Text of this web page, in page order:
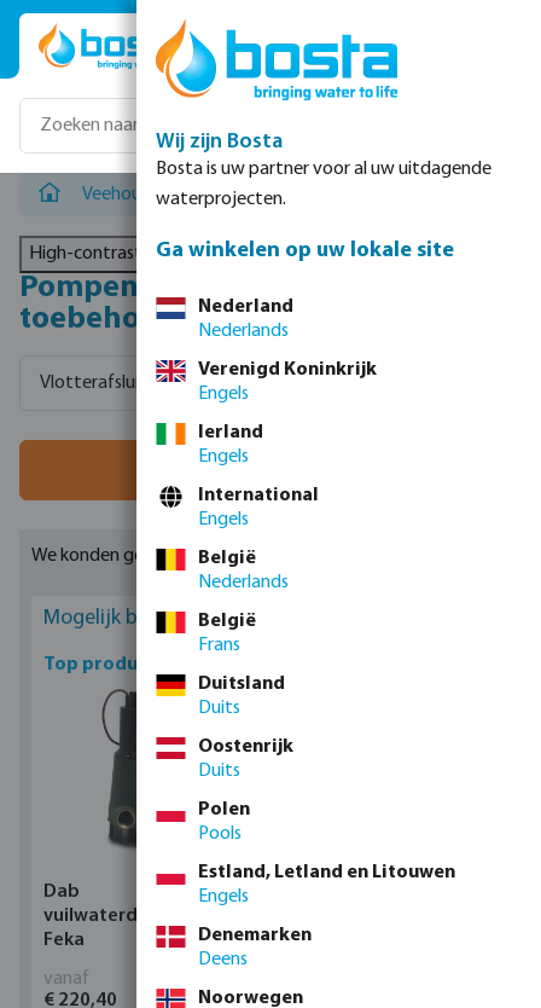
Ga naar de hoofdinhoud
Veehouderij / Pompen, hydrofoorketels & toebehoren
High-contrast mode
Pompen, hydrofoorketels &
toebehoren
Vlotterafsluiters Hydrofoorketels
We konden geen geschikte resultaten vinden
Mogelijk bent u geïnteresseerd
Top producten
Dab
vuilwaterdompelpomp,
Feka
vanaf
€ 220,40
binnendraad type 100
€ 14,19
Wij zijn Bosta
Bosta is uw partner voor al uw uitdagende
waterprojecten.
Ga winkelen op uw lokale site
Nederland
Nederlands
Verenigd Koninkrijk
Engels
Ierland
Engels
International
Engels
België
Nederlands
België
Frans
Duitsland
Duits
Oostenrijk
Duits
Polen
Pools
Estland, Letland en Litouwen
Engels
Denemarken
Deens
Noorwegen